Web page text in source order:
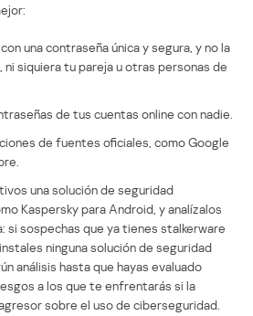
una contraseña única y segura, y no la
ni siquiera tu pareja u otras personas de
de tus cuentas online con nadie.
de fuentes oficiales, como Google
una solución de seguridad
Kaspersky para Android, y analízalos
si sospechas que ya tienes stalkerware
ninguna solución de seguridad
análisis hasta que hayas evaluado
a los que te enfrentarás si la
sobre el uso de ciberseguridad.